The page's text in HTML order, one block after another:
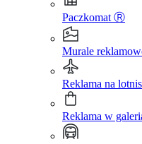
Paczkomat Ⓡ
Murale
Reklama na
Reklama w